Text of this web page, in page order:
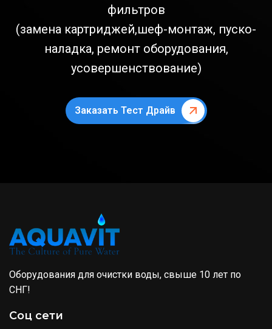
фильтров
(замена картриджей,шеф-монтаж, пуско-
наладка, ремонт оборудования,
усовершенствование)
Заказать Тест Драйв
Оборудования для очистки воды, свыше 10 лет по
СНГ!
Соц сети